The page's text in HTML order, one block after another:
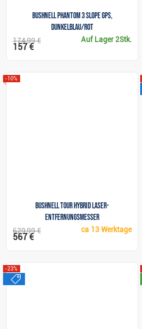
Bushnell Phantom 3 Slope GPS,
dunkelblau/rot
Auf Lager 2Stk.
174,99 €
157 €
Bushnell Tour Hybrid Laser-
Entfernungsmesser
-10%
ca 13 Werktage
629,99 €
567 €
-23%